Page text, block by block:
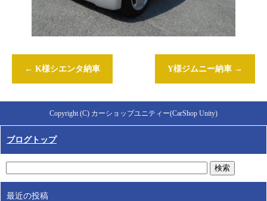
← K様シエンタ納車 Y様ジムニー納車 →
Copyright (C) カーショップユニティー(CarShop Unity)
ブログトップ
最近の投稿